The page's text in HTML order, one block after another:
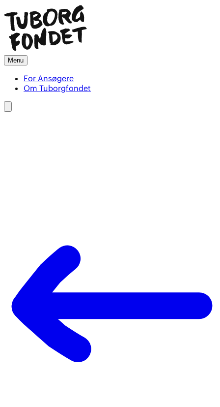
Menu
For Ansøgere
Om Tuborgfondet